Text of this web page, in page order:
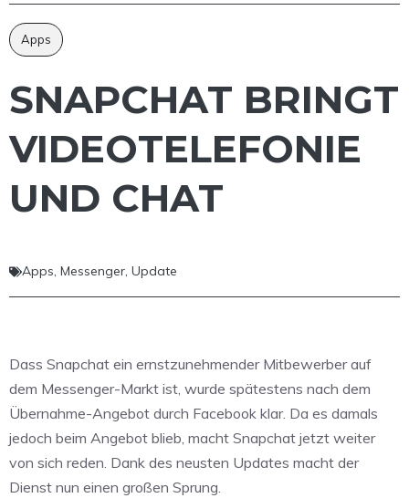
Apps
SNAPCHAT BRINGT
VIDEOTELEFONIE
UND CHAT
Apps, Messenger, Update
Dass Snapchat ein ernstzunehmender Mitbewerber auf
dem Messenger-Markt ist, wurde spätestens nach dem
Übernahme-Angebot durch Facebook klar. Da es damals
jedoch beim Angebot blieb, macht Snapchat jetzt weiter
von sich reden. Dank des neusten Updates macht der
Dienst nun einen großen Sprung.